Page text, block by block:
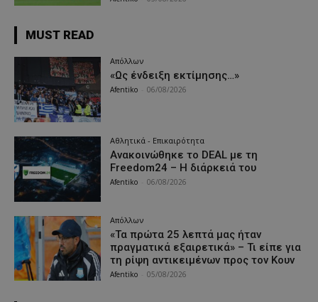
MUST READ
Απόλλων
«Ως ένδειξη εκτίμησης…»
Afentiko 06/08/2026
Αθλητικά - Επικαιρότητα
Ανακοινώθηκε το DEAL με τη
Freedom24 – Η διάρκειά του
Afentiko 06/08/2026
Απόλλων
«Τα πρώτα 25 λεπτά μας ήταν
πραγματικά εξαιρετικά» – Τι είπε για
τη ρίψη αντικειμένων προς τον Κουν
Afentiko 05/08/2026